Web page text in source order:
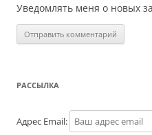
Уведомлять меня о новых
РАССЫЛКА
Адрес Email: